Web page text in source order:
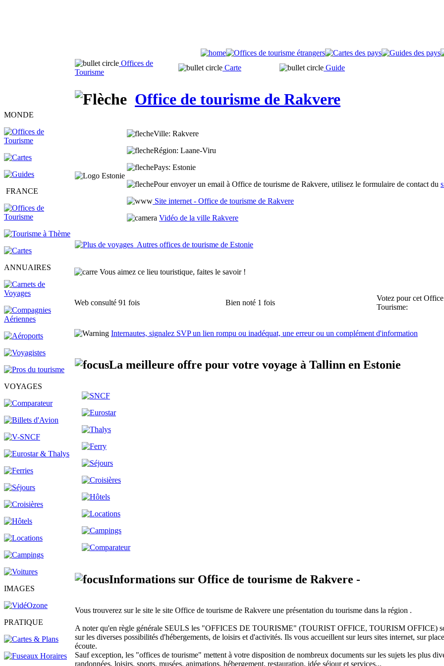
MONDE
FRANCE
ANNUAIRES
VOYAGES
IMAGES
PRATIQUE
Offices de
Tourisme
Carte Guide
Office de tourisme de Rakvere
Ville: Rakvere
Région: Laane-Viru
Pays: Estonie
Pour envoyer un email à Office de tourisme de Rakvere, utilisez le formulaire de contact du
Site internet - Office de tourisme de Rakvere
Vidéo de la ville Rakvere
Autres offices de tourisme de Estonie
Vous aimez ce lieu touristique, faites le savoir !
Web consulté 91 fois Bien noté 1 fois
Votez pour cet
Tourisme:
Internautes, signalez SVP un lien rompu ou inadéquat, une erreur ou un complément d'information
La meilleure offre pour votre voyage à Tallinn en Estonie
Informations sur Office de tourisme de Rakvere -
Vous trouverez sur le site le site Office de tourisme de Rakvere une présentation du tourisme dans la région .
A noter qu'en règle générale SEULS les "OFFICES DE TOURISME" (TOURIST OFFICE, TOURISM OFFICE)
sur les diverses possibilités d'hébergements, de loisirs et d'activités. Ils vous accueillent sur leurs sites internet, sur
écoute.
Sauf exception, les "offices de tourisme" mettent à votre disposition de nombreux documents sur les sujets les plus
randonnées, loisirs, sports, musées, animations, hébergement, restauration, idée séjour et services...